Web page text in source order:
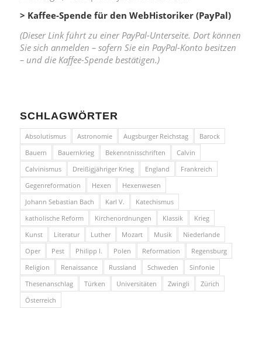
> Kaffee-Spende für den WebHistoriker (PayPal)
(Dieser Link führt zu einer PayPal-Unterseite. Dort können
Sie sich anmelden – sofern Sie ein PayPal-Konto besitzen
– und die Kaffee-Spende bestätigen.)
SCHLAGWÖRTER
Absolutismus Astronomie Augsburger Reichstag
Barock
Bauern
Bauernkrieg Bekenntnisschriften
Calvin
Calvinismus
Dreißigjähriger Krieg England
Frankreich
Gegenreformation
Hexen
Hexenwesen
Johann Sebastian Bach
Karl V.
Katechismus
katholische Reform
Kirchenordnungen Klassik
Krieg
Kunst
Literatur Luther Mozart Musik
Niederlande
Oper
Pest Philipp I. Polen Reformation
Regensburg
Religion
Renaissance Russland Schweden
Sinfonie
Thesenanschlag
Türken Universitäten Zwingli
Zürich
Österreich